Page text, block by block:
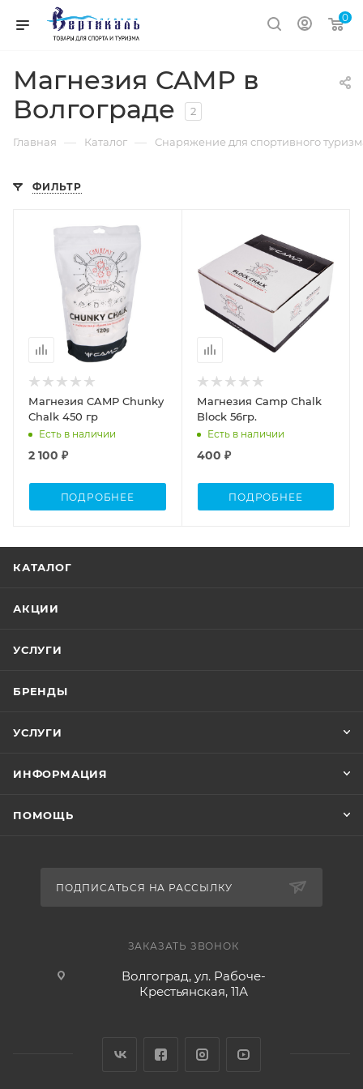
0
Магнезия CAMP в
Волгограде
2
Главная — Каталог — Снаряжение для спортивного
ФИЛЬТР
Магнезия CAMP Chunky
Chalk 450 гр
Есть в наличии
2 100 ₽
ПОДРОБНЕЕ
Магнезия Camp Chalk
Block 56гр.
Есть в наличии
400 ₽
ПОДРОБНЕЕ
КАТАЛОГ
АКЦИИ
УСЛУГИ
БРЕНДЫ
УСЛУГИ
ИНФОРМАЦИЯ
ПОМОЩЬ
ПОДПИСАТЬСЯ НА РАССЫЛКУ
ЗАКАЗАТЬ ЗВОНОК
Волгоград, ул. Рабоче-
Крестьянская, 11А